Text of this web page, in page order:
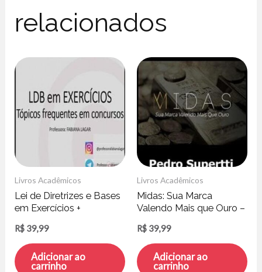
relacionados
Livros Acadêmicos
Lei de Diretrizes e Bases
em Exercícios +
Educação – Fabiana
Lagar
R$ 39,99
Adicionar ao
carrinho
Livros Acadêmicos
Midas: Sua Marca
Valendo Mais que Ouro –
R$ 39,99
Adicionar ao
carrinho